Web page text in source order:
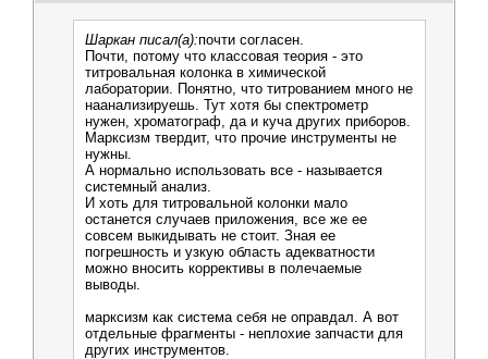
Шаркан писал(а):почти согласен.
Почти, потому что классовая теория - это
титровальная колонка в химической
лаборатории. Понятно, что титрованием много не
наанализируешь. Тут хотя бы спектрометр
нужен, хроматограф, да и куча других приборов.
Марксизм твердит, что прочие инструменты не
нужны.
А нормально использовать все - называется
системный анализ.
И хоть для титровальной колонки мало
останется случаев приложения, все же ее
совсем выкидывать не стоит. Зная ее
погрешность и узкую область адекватности
можно вносить коррективы в полечаемые
выводы.
марксизм как система себя не оправдал. А вот
отдельные фрагменты - неплохие запчасти для
других инструментов.